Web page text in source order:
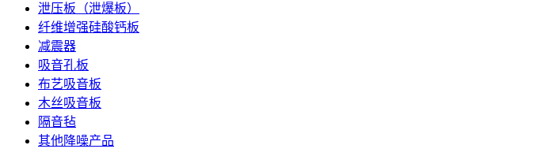
泄压板（泄爆板）
纤维增强硅酸钙板
减震器
吸音孔板
布艺吸音板
木丝吸音板
隔音毡
其他降噪产品